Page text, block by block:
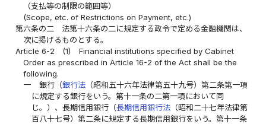
（支払等の制限の範囲等）
(Scope, etc. of Restrictions on Payment, etc.)
第六条の二
法第十六条の二に規定する政令で定める金融機関は、
次に掲げるものとする。
Article 6-2
(1)
Financial institutions specified by Cabinet
Order as prescribed in Article 16-2 of the Act shall be the
following.
一
銀行（銀行法（昭和五十六年法律第五十九号）第二条第一項
に規定する銀行をいう。第十一条の二第一項において同
じ。）、長期信用銀行（長期信用銀行法（昭和二十七年法律第
百八十七号）第二条に規定する長期信用銀行をいう。第十一条